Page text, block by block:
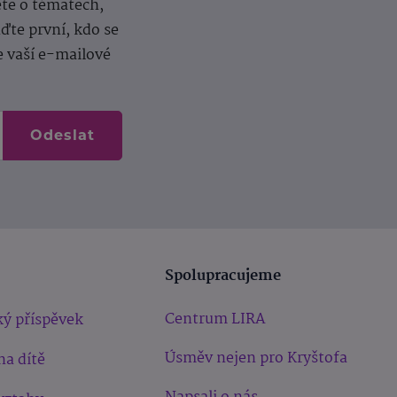
o tématech,
první, kdo se
vaší e-mailové
Odeslat
příspěvek
dítě
Spolupracujeme
Centrum LIRA
Úsměv nejen pro Kryštofa